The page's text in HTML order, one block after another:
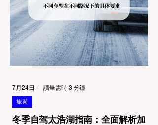
冬季自驾太浩湖指南：全面解析加
旅遊
7月24日 讀畢需時 3 分鐘